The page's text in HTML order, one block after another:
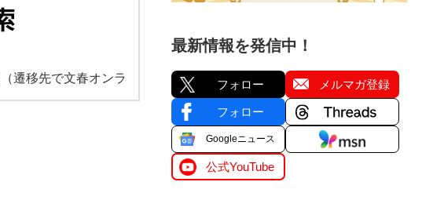
（遷移先で文春オンラ
最新情報を発信中！
フォロー メルマガ登録
フォロー
Googleニュース
公式YouTube